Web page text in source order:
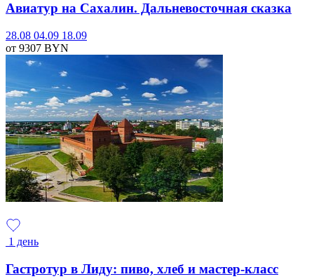
Авиатур на Сахалин. Дальневосточная сказка
28.08 04.09 18.09
от 9307 BYN
1 день
Гастротур в Лиду: пиво, хлеб и мастер-класс